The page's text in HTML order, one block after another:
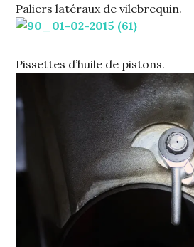
Paliers latéraux de vilebrequin.
Pissettes d’huile de pistons.